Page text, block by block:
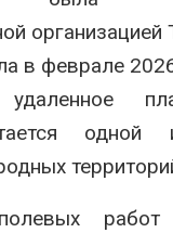
организацией
в феврале
удаленное
одной
работ